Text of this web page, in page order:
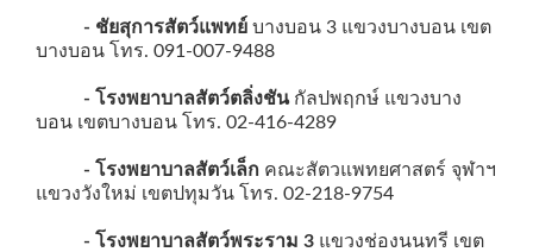
- ชัยสุการสัตว์แพทย์ บางบอน 3 แขวงบางบอน เขต
บางบอน โทร. 091-007-9488
- โรงพยาบาลสัตว์ตลิ่งชันกัลปพฤกษ์ แขวงบาง
บอน เขตบางบอน โทร. 02-416-4289
- โรงพยาบาลสัตว์เล็ก คณะสัตวแพทยศาสตร์ จุฬาฯ
แขวงวังใหม่ เขตปทุมวัน โทร. 02-218-9754
- โรงพยาบาลสัตว์พระราม 3 แขวงช่องนนทรี เขต